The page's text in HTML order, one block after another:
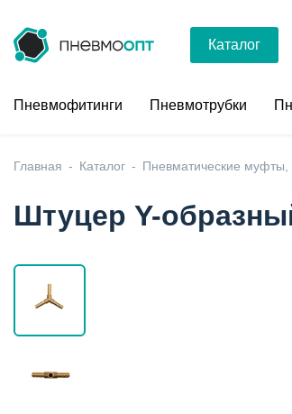
Каталог
Пневмофитинги Пневмотрубки
Главная Каталог Пневматические
Штуцер Y-